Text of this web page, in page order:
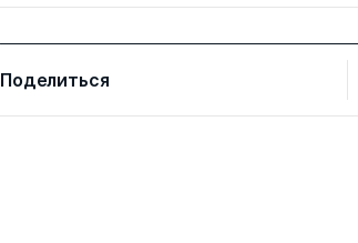
Поделиться